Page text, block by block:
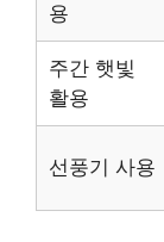
용
주간 햇빛
활용
선풍기 사용